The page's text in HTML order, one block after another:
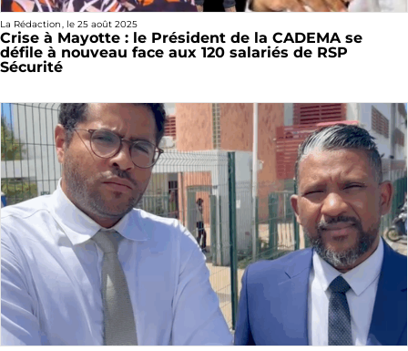
La Rédaction, le 25 août 2025
Crise à Mayotte : le Président de la CADEMA se
défile à nouveau face aux 120 salariés de RSP
Sécurité